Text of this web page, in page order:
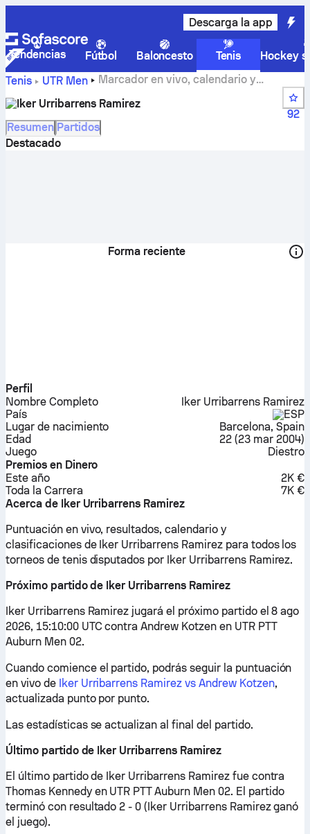
Descarga la app
Tendencias Fútbol Baloncesto Tenis
Hockey
Tenis
UTR Men
Marcador en vivo, calendario y
Iker Urribarrens Ramirez
92
Resumen Partidos
Destacado
Forma reciente
Perfil
Nombre Completo
Iker Urribarrens Ramirez
País
ESP
Lugar de nacimiento
Barcelona, Spain
Edad
22 (23 mar 2004)
Juego
Diestro
Premios en Dinero
Este año
2K €
Toda la Carrera
7K €
Acerca de Iker Urribarrens Ramirez
Puntuación en vivo, resultados, calendario y
clasificaciones de Iker Urribarrens Ramirez para todos los
torneos de tenis disputados por Iker Urribarrens Ramirez.
Próximo partido de Iker Urribarrens Ramirez
Iker Urribarrens Ramirez jugará el próximo partido el 8 ago
2026, 15:10:00 UTC contra Andrew Kotzen en UTR PTT
Auburn Men 02.
Cuando comience el partido, podrás seguir la puntuación
en vivo de Iker Urribarrens Ramirez vs Andrew Kotzen,
actualizada punto por punto.
Las estadísticas se actualizan al final del partido.
Último partido de Iker Urribarrens Ramirez
El último partido de Iker Urribarrens Ramirez fue contra
Thomas Kennedy en UTR PTT Auburn Men 02. El partido
terminó con resultado 2 - 0 (Iker Urribarrens Ramirez ganó
el juego).